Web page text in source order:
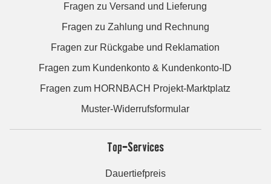
Fragen zu Versand und Lieferung
Fragen zu Zahlung und Rechnung
Fragen zur Rückgabe und Reklamation
Fragen zum Kundenkonto & Kundenkonto-ID
Fragen zum HORNBACH Projekt-Marktplatz
Muster-Widerrufsformular
Top-Services
Dauertiefpreis